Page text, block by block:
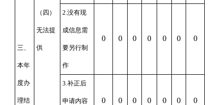
三、
本年
度办
理结
（四）
无法提
供
2.没有现
成信息需
要另行制
作
0 0 0 0 0 0 0
3.补正后
申请内容 0 0 0 0 0 0 0